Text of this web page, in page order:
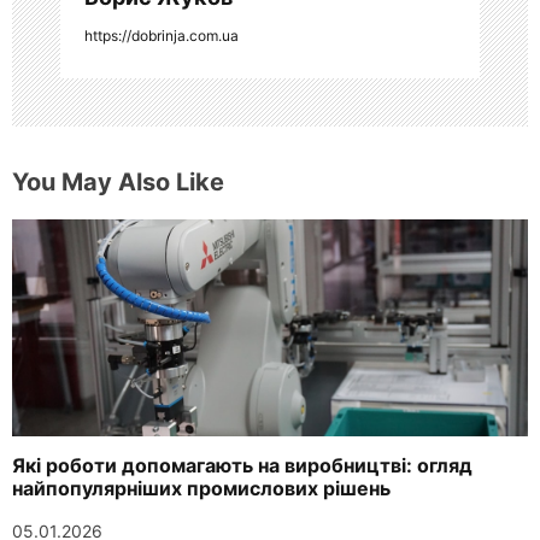
я
м
https://dobrinja.com.ua
You May Also Like
Які роботи допомагають на виробництві: огляд
найпопулярніших промислових рішень
05.01.2026